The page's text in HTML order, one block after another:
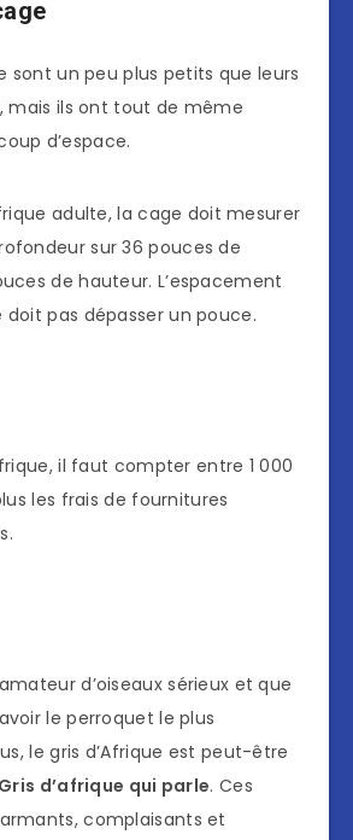
sont un peu plus petits que leurs
mais ils ont tout de même
d’espace.
adulte, la cage doit mesurer
sur 36 pouces de
de hauteur. L’espacement
doit pas dépasser un pouce.
il faut compter entre 1 000
les frais de fournitures
d’oiseaux sérieux et que
le perroquet le plus
le gris d’Afrique est peut-être
Gris d’afrique qui parle. Ces
complaisants et